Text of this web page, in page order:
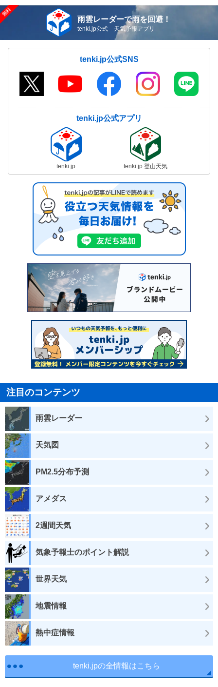
雨雲レーダーで雨を回避！
tenki.jp公式 天気予報アプリ
tenki.jp公式SNS
tenki.jp公式アプリ
tenki.jp tenki.jp 登山天気
注目のコンテンツ
雨雲レーダー
天気図
PM2.5分布予測
アメダス
2週間天気
気象予報士のポイント解説
世界天気
地震情報
熱中症情報
tenki.jpの全情報はこちら